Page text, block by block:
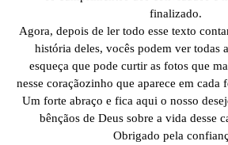
finalizado.
Agora, depois de ler todo esse texto
história deles, vocês podem ver todas
esqueça que pode curtir as fotos que
nesse coraçãozinho que aparece em
Um forte abraço e fica aqui o nosso
bênçãos de Deus sobre a vida desse
Obrigado pela